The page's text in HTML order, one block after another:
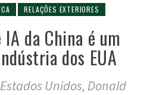
RELAÇÕES EXTERIORES
da China é um
dos EUA
Unidos, Donald